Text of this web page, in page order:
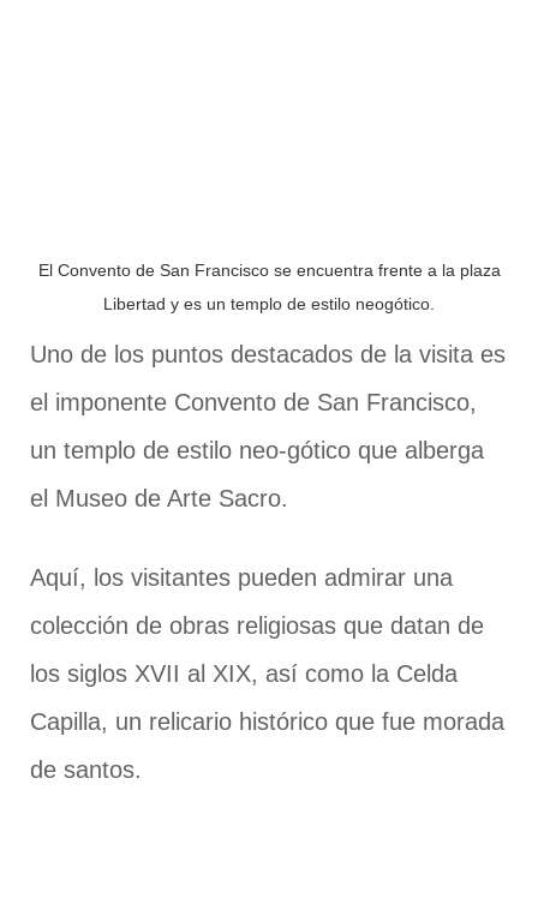
El Convento de San Francisco se encuentra frente a la plaza
Libertad y es un templo de estilo neogótico.
Uno de los puntos destacados de la visita es
el imponente Convento de San Francisco,
un templo de estilo neo-gótico que alberga
el Museo de Arte Sacro.
Aquí, los visitantes pueden admirar una
colección de obras religiosas que datan de
los siglos XVII al XIX, así como la Celda
Capilla, un relicario histórico que fue morada
de santos.